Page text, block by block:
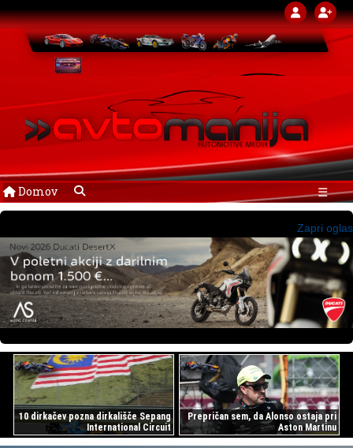
Domov ☰
Zapri oglas
10 dirkačev pozna dirkališče Sepang
International Circuit
Prepričan sem, da Alonso ostaja pri
Aston Martinu